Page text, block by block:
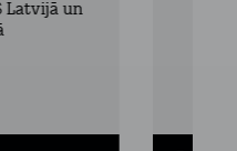
Latvijā un